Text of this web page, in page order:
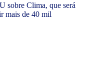
sobre Clima, que será
mais de 40 mil